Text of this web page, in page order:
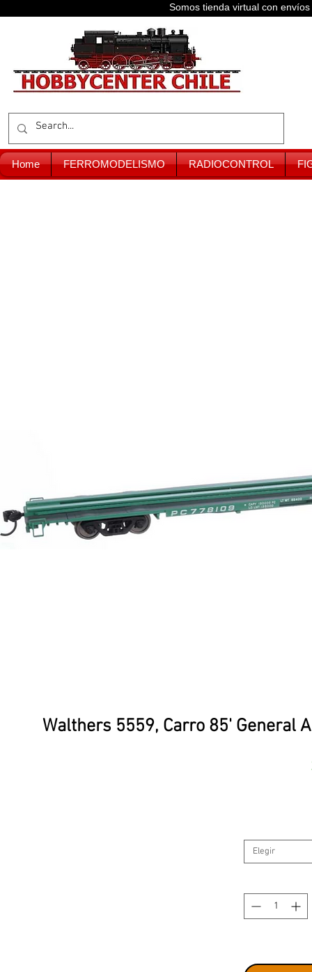
Somos tienda virtual con
Home FERROMODELISMO RADIOCONTROL
Walthers 5559, Carro 85' General
Elegir